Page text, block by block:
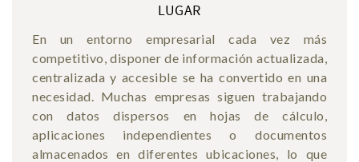
LUGAR
En un entorno empresarial cada vez más
competitivo, disponer de información actualizada,
centralizada y accesible se ha convertido en una
necesidad. Muchas empresas siguen trabajando
con datos dispersos en hojas de cálculo,
aplicaciones independientes o documentos
almacenados en diferentes ubicaciones, lo que